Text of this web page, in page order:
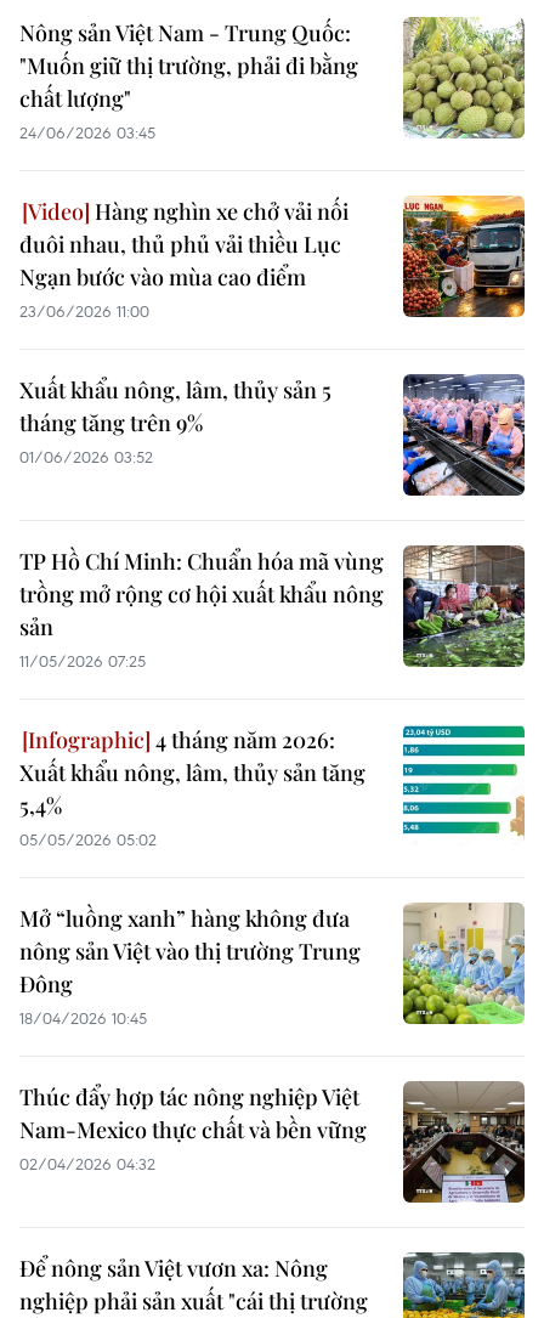
Nông sản Việt Nam - Trung Quốc:
"Muốn giữ thị trường, phải đi bằng
chất lượng"
24/06/2026 03:45
Hàng nghìn xe chở vải nối
đuôi nhau, thủ phủ vải thiều Lục
Ngạn bước vào mùa cao điểm
23/06/2026 11:00
Xuất khẩu nông, lâm, thủy sản 5
tháng tăng trên 9%
01/06/2026 03:52
TP Hồ Chí Minh: Chuẩn hóa mã vùng
trồng mở rộng cơ hội xuất khẩu nông
sản
11/05/2026 07:25
4 tháng năm 2026:
Xuất khẩu nông, lâm, thủy sản tăng
5,4%
05/05/2026 05:02
Mở “luồng xanh” hàng không đưa
nông sản Việt vào thị trường Trung
Đông
18/04/2026 10:45
Thúc đẩy hợp tác nông nghiệp Việt
Nam-Mexico thực chất và bền vững
02/04/2026 04:32
Để nông sản Việt vươn xa: Nông
nghiệp phải sản xuất "cái thị trường